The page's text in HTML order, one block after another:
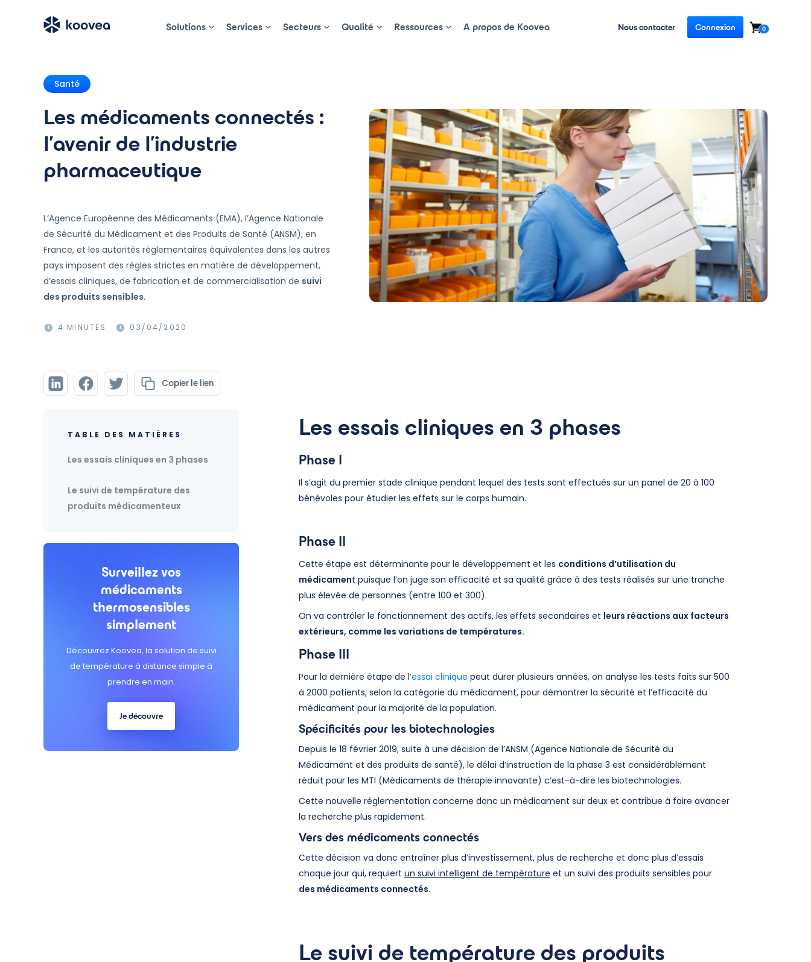
Solutions Services Secteurs Qualité Ressources A propos de Koovea Nous contacter Connexion 0
Santé
Les médicaments connectés :
l’avenir de l’industrie
pharmaceutique
L’Agence Européenne des Médicaments (EMA), l’Agence Nationale
de Sécurité du Médicament et des Produits de Santé (ANSM), en
France, et les autorités réglementaires équivalentes dans les autres
pays imposent des règles strictes en matière de développement,
d’essais cliniques, de fabrication et de commercialisation de suivi
des produits sensibles.
4 MINUTES 03/04/2020
Les essais cliniques en 3 phases
Phase I
Il s’agit du premier stade clinique pendant lequel des tests sont effectués sur un panel de 20 à 100
bénévoles pour étudier les effets sur le corps humain.
Phase II
Cette étape est déterminante pour le développement et les conditions d’utilisation du
médicament puisque l’on juge son efficacité et sa qualité grâce à des tests réalisés sur une tranche
plus élevée de personnes (entre 100 et 300).
On va contrôler le fonctionnement des actifs, les effets secondaires et leurs réactions aux facteurs
extérieurs, comme les variations de températures.
Phase III
Pour la dernière étape de l’essai clinique peut durer plusieurs années, on analyse les tests faits sur 500
à 2000 patients, selon la catégorie du médicament, pour démontrer la sécurité et l’efficacité du
médicament pour la majorité de la population.
Spécificités pour les biotechnologies
Depuis le 18 février 2019, suite à une décision de l’ANSM (Agence Nationale de Sécurité du
Médicament et des produits de santé), le délai d’instruction de la phase 3 est considérablement
réduit pour les MTI (Médicaments de thérapie innovante) c’est-à-dire les biotechnologies.
Cette nouvelle réglementation concerne donc un médicament sur deux et contribue à faire avancer
la recherche plus rapidement.
Vers des médicaments connectés
Cette décision va donc entraîner plus d’investissement, plus de recherche et donc plus d’essais
chaque jour qui, requiert un suivi intelligent de température et un suivi des produits sensibles pour
des médicaments connectés.
Le suivi de température des produits
Copier le lien
TABLE DES MATIÈRES
Les essais cliniques en 3 phases
Le suivi de température des
produits médicamenteux
Surveillez vos
médicaments
thermosensibles
simplement
Découvrez Koovea, la solution de suivi
de température à distance simple à
prendre en main.
Je découvre